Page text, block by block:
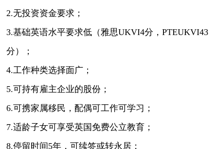
2.无投资资金要求；
3.基础英语水平要求低（雅思UKVI4分，PTEUKVI43
分）；
4.工作种类选择面广；
5.可持有雇主企业的股份；
6.可携家属移民，配偶可工作可学习；
7.适龄子女可享受英国免费公立教育；
8.停留时间5年，可续签或转永居；